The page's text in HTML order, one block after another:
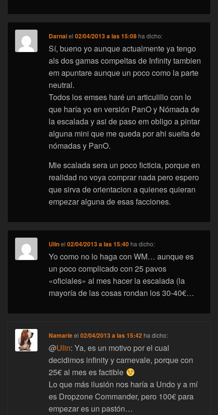
Darnaiel02/04/2013 a las 15:08 ha dicho:
Sí, bueno yo aunque actualmente ya tengo
als dos gamas compeltas de Infinity tambien
em apuntare aunque un poco como la parte
neutral.
Todos los emses haré un articulillo con lo
que haría yo en versión PanO y Nómada de
la escalada y asi de paso em obligo a pintar
alguna mini que me queda por ahi suelta de
nómadas y PanO.
Mie scalada sera un poco ficticia, porque en
realidad no voya comprar nada pero espero
que sirva de orientacion a quienes quieran
empezar alguna de esas facciones.
Ulinel02/04/2013 a las 15:40 ha dicho:
Yo como no lo haga con WM… aunque es
un poco complicado con 25 pavos
«oficiales» al mes hacer la escalada (la
mayoría de las cosas rondan los 30-40€…
Namarieel02/04/2013 a las 15:42 ha dicho:
@Ulin: Ya, es un motivo por el cual
decidimos infinity y carnevale, porque con
25€ al mes es factible
Lo que más ilusión nos haría a Undo y a mí
es Dropzone Commander, pero 100€ para
empezar es un pastón…